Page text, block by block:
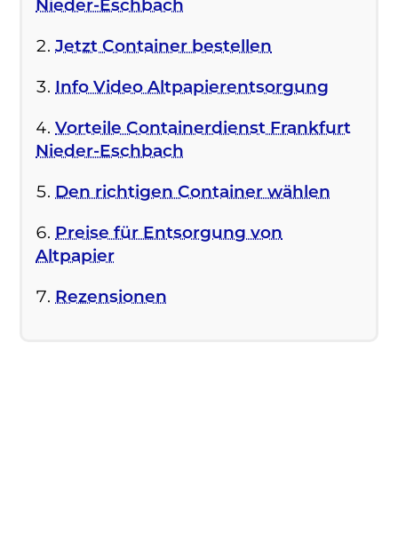
Nieder-Eschbach
Jetzt Container bestellen
Info Video Altpapierentsorgung
Vorteile Containerdienst Frankfurt
Nieder-Eschbach
Den richtigen Container wählen
Preise für Entsorgung von
Altpapier
Rezensionen